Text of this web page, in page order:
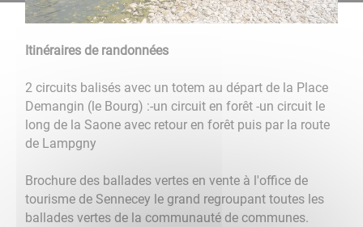
Itinéraires de randonnées
2 circuits balisés avec un totem au départ de la Place
Demangin (le Bourg) :-un circuit en forêt -un circuit le
long de la Saone avec retour en forêt puis par la route
de Lampgny
Brochure des ballades vertes en vente à l'office de
tourisme de Sennecey le grand regroupant toutes les
ballades vertes de la communauté de communes.